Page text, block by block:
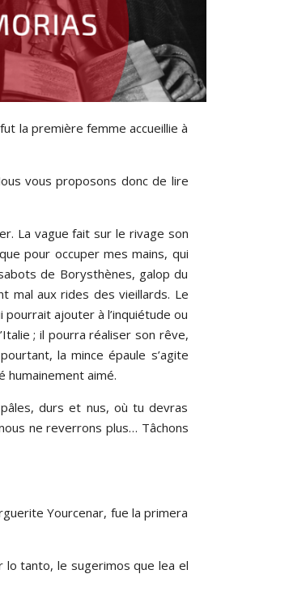
la première femme accueillie à
vous proposons donc de lire
La vague fait sur le rivage son
pour occuper mes mains, qui
de Borysthènes, galop du
mal aux rides des vieillards. Le
ajouter à l’inquiétude ou
; il pourra réaliser son rêve,
la mince épaule s’agite
humainement aimé.
durs et nus, où tu devras
ne reverrons plus… Tâchons
Yourcenar, fue la primera
lo tanto, le sugerimos que lea el